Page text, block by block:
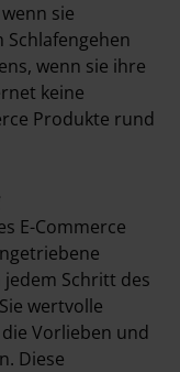
sie
wenn sie ihre
keine
Produkte rund
E-Commerce
Schritt des
wertvolle
Vorlieben und
Diese